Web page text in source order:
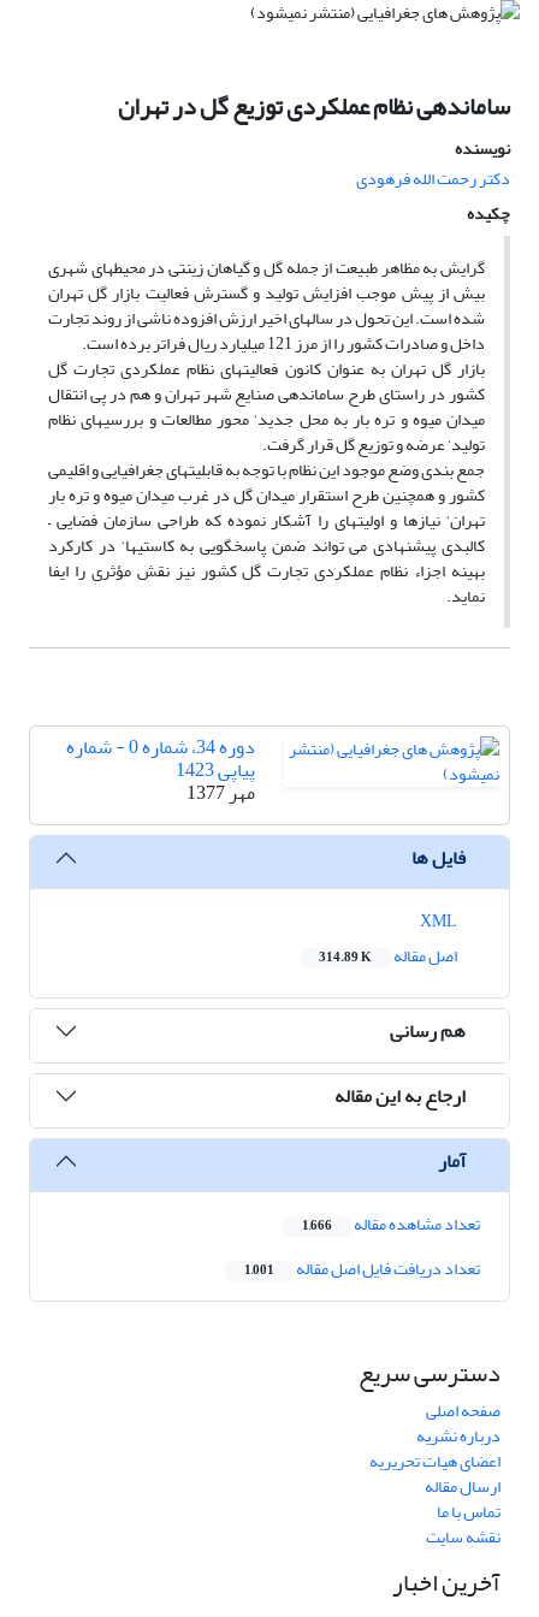
ساماندهی نظام عملکردی توزیع گل در تهران
نویسنده
دکتر رحمت الله فرهودی
چکیده
گرایش به مظاهر طبیعت از جمله گل و گیاهان زینتی در محیطهای شهری
بیش از پیش موجب افزایش تولید و گسترش فعالیت بازار گل تهران
شده است. این تحول در سالهای اخیر ارزش افزوده ناشی از روند تجارت
داخل و صادرات کشور را از مرز 121 میلیارد ریال فراتر برده است.
بازار گل تهران به عنوان کانون فعالیتهای نظام عملکردی تجارت گل
کشور در راستای طرح ساماندهی صنایع شهر تهران و هم در پی انتقال
میدان میوه و تره بار به محل جدید‘ محور مطالعات و بررسیهای نظام
تولید‘ عرضه و توزیع گل قرار گرفت.
جمع بندی وضع موجود این نظام با توجه به قابلیتهای جغرافیایی و اقلیمی
کشور و همچنین طرح استقرار میدان گل در غرب میدان میوه و تره بار
تهران‘ نیازها و اولیتهای را آشکار نموده که طراحی سازمان فضایی –
کالبدی پیشنهادی می تواند ضمن پاسخگویی به کاستیها‘ در کارکرد
بهینه اجزاء نظام عملکردی تجارت گل کشور نیز نقش مؤثری را ایفا
نماید.
دوره 34، شماره 0 - شماره
پیاپی 1423
مهر 1377
فایل ها
اصل مقاله
314.89 K
هم رسانی
ارجاع به این مقاله
آمار
تعداد مشاهده مقاله 1,666
تعداد دریافت فایل اصل مقاله 1,001
دسترسی سریع
صفحه اصلی
درباره نشریه
اعضای هیات تحریریه
ارسال مقاله
تماس با ما
نقشه سایت
آخرین اخبار